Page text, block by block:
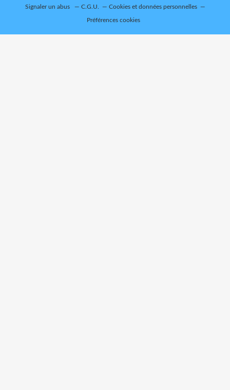
Signaler un abus C.G.U. Cookies et données personnelles
Préférences cookies